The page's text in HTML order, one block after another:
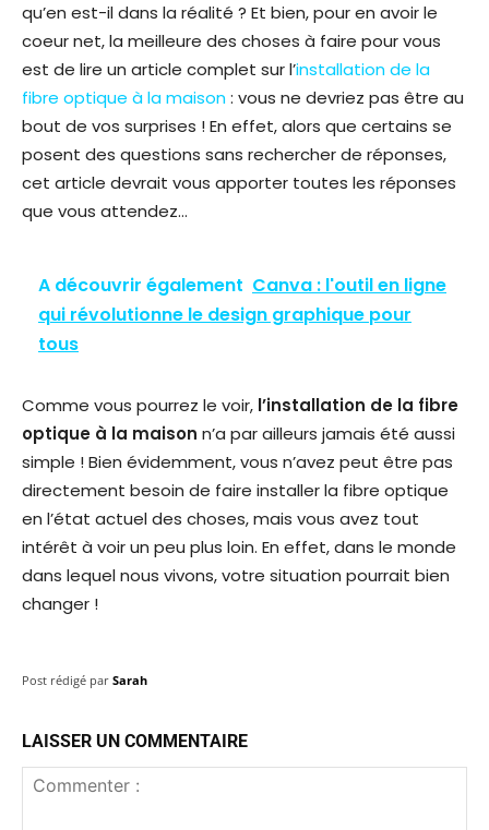
qu’en est-il dans la réalité ? Et bien, pour en avoir le
coeur net, la meilleure des choses à faire pour vous
est de lire un article complet sur l’installation de la
fibre optique à la maison: vous ne devriez pas être au
bout de vos surprises ! En effet, alors que certains se
posent des questions sans rechercher de réponses,
cet article devrait vous apporter toutes les réponses
que vous attendez…
A découvrir également Canva : l'outil en ligne
qui révolutionne le design graphique pour
tous
Comme vous pourrez le voir, l’installation de la fibre
optique à la maison n’a par ailleurs jamais été aussi
simple ! Bien évidemment, vous n’avez peut être pas
directement besoin de faire installer la fibre optique
en l’état actuel des choses, mais vous avez tout
intérêt à voir un peu plus loin. En effet, dans le monde
dans lequel nous vivons, votre situation pourrait bien
changer !
Post rédigé par Sarah
LAISSER UN COMMENTAIRE